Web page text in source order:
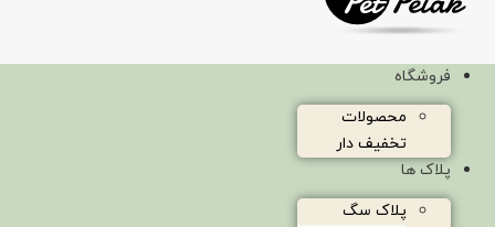
فروشگاه
محصولات
تخفیف دار
پلاک ها
پلاک سگ